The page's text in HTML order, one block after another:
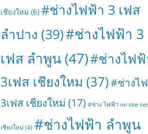
เชียงใหม่ (6) #ช่างไฟฟ้า 3 เฟส
ลำปาง (39)#ช่างไฟฟ้า 3
เฟส ลำพูน (47)#ช่างไฟฟ้
3เฟส เชียงใหม (37)#ช่างไ
3เฟส เชียงใหม่ (17) #ช่าง ไฟฟ้า on site
เชียงใหม่ (4) #ช่างไฟฟ้า ลำพูน